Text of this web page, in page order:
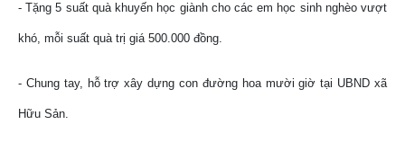
- Tặng 5 suất quà khuyến học giành cho các em học sinh nghèo vượt
khó, mỗi suất quà trị giá 500.000 đồng.
- Chung tay, hỗ trợ xây dựng con đường hoa mười giờ tại UBND xã
Hữu Sản.